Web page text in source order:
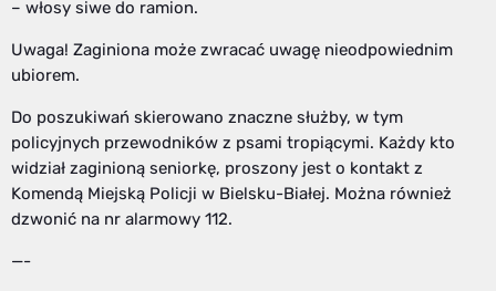
– włosy siwe do ramion.
Uwaga! Zaginiona może zwracać uwagę nieodpowiednim
ubiorem.
Do poszukiwań skierowano znaczne służby, w tym
policyjnych przewodników z psami tropiącymi. Każdy kto
widział zaginioną seniorkę, proszony jest o kontakt z
Komendą Miejską Policji w Bielsku-Białej. Można również
dzwonić na nr alarmowy 112.
—-